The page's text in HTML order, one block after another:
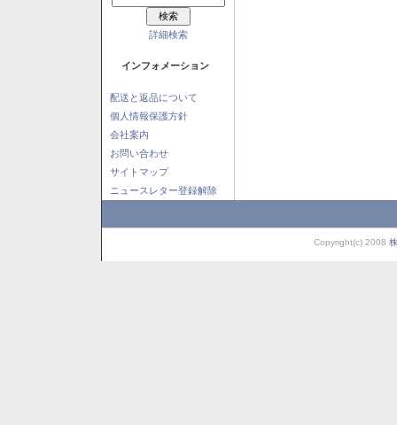
詳細検索
インフォメーション
配送と返品について
個人情報保護方針
会社案内
お問い合わせ
サイトマップ
ニュースレター登録解除
Copyright(c) 2008